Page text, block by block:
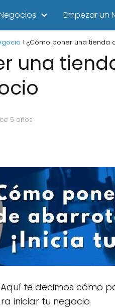
Empezar un
¿Cómo poner una tienda
una
5 años
te decimos cómo
iniciar tu negocio